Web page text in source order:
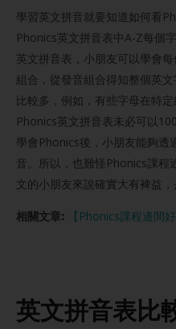
學習英文拼音就要知道如何看
Phonics英文拼音表中A-Z每個
英文拼音表，小朋友可以學會
組合，從發音組合得知整個英
比較多，例如，有些字母在特
Phonics英文拼音表未必可以
學會Phonics後，小朋友能夠透
音。所以，也難怪Phonics課程
文的小朋友來說確實大有裨益，
相關文章: 【Phonics課程邊間
英文拼音表